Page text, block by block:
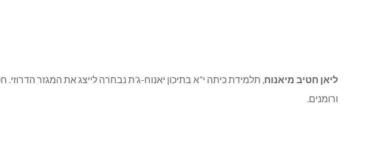
ליאן חטיב מיאנוח, תלמידת כיתה י”א בתיכון יאנוח-ג’ת נבחרה לייצג את המגזר
ורומנים.